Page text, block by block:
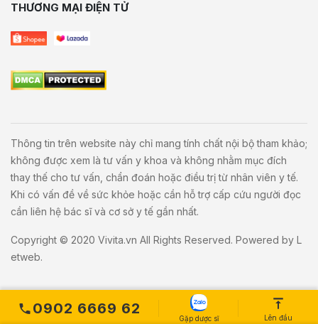
0902 6669 62
Gặp dược sĩ Lên đầu
THƯƠNG MẠI ĐIỆN TỬ
Thông tin trên website này chỉ mang tính chất nội bộ tham khảo;
không được xem là tư vấn y khoa và không nhằm mục đích
thay thế cho tư vấn, chẩn đoán hoặc điều trị từ nhân viên y tế.
Khi có vấn đề về sức khỏe hoặc cần hỗ trợ cấp cứu người đọc
cần liên hệ bác sĩ và cơ sở y tế gần nhất.
Copyright © 2020 Vivita.vn All Rights Reserved. Powered by L
etweb.